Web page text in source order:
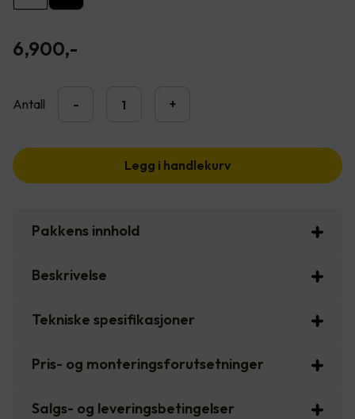
6,900,-
Antall - +
Legg i handlekurv
Pakkens innhold
Beskrivelse
Tekniske spesifikasjoner
Pris- og monteringsforutsetninger
Salgs- og leveringsbetingelser